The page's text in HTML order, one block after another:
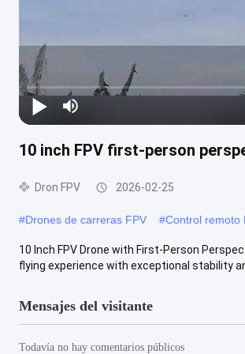
10 inch FPV first-person
Dron FPV 2026-02-25
#Drones de carreras FPV #Control remoto
10 Inch FPV Drone with First-Person
flying experience with exceptional stability
Mensajes del visitante
Todavía no hay comentarios públicos